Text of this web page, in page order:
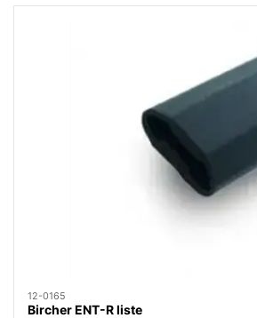
12-0165
Bircher ENT-R liste